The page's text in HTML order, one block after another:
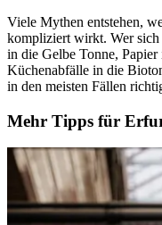
Viele Mythen entstehen,
kompliziert wirkt. Wer sich
in die Gelbe Tonne,
Küchenabfälle in die
in den meisten Fällen
Mehr Tipps für